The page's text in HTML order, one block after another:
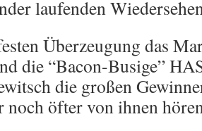
laufenden
Überzeugung das
die “Bacon-Busige”
die großen
noch öfter von ihnen